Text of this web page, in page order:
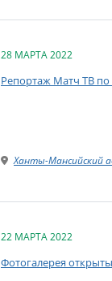
28 МАРТА 2022
Репортаж Матч ТВ
Ханты-Мансийский
22 МАРТА 2022
Фотогалерея